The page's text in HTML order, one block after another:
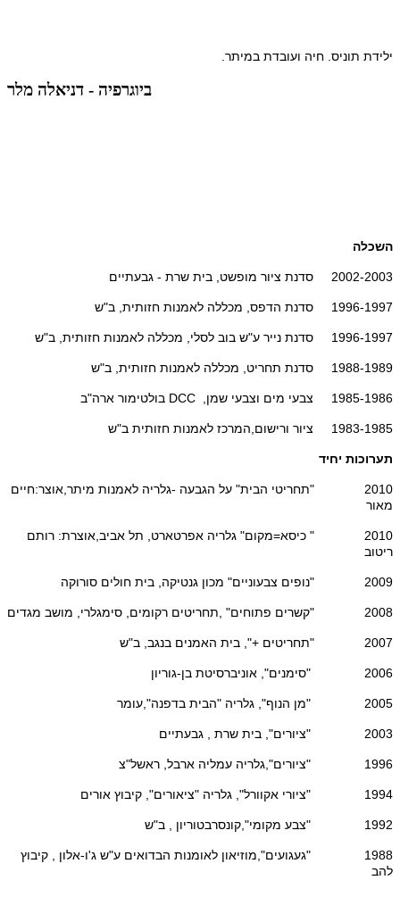
ילידת תוניס. חיה ועובדת במיתר.
ביוגרפיה - דניאלה מלר
השכלה
2002-2003 סדנת ציור מופשט, בית שרת - גבעתיים
1996-1997 סדנת הדפס, מכללה לאמנות חזותית, ב"ש
1996-1997 סדנת נייר ע"ש בוב לסלי, מכללה לאמנות חזותית, ב"ש
1988-1989 סדנת תחריט, מכללה לאמנות חזותית, ב"ש
1985-1986 צבעי מים וצבעי שמן, DCC בולטימור ארה"ב
1983-1985 ציור ורישום,המרכז לאמנות חזותית ב"ש
תערוכות יחיד
2010 "תחריטי הבית" על הגבעה -גלריה לאמנות מיתר,אוצר:חיים
מאור
2010 " כיסא=מקום" גלריה אפרטארט, תל אביב,אוצרת: רותם
ריטוב
2009 "נופים צבעוניים" מכון גנטיקה, בית חולים סורוקה
2008 "קשרים פתוחים" ,תחריטים רקומים, סימגלרי, מושב מגדים
2007 "תחריטים +", בית האמנים בנגב, ב"ש
2006 "סימנים", אוניברסיטת בן-גוריון
2005 "מן הנוף", גלריה "הבית בדפנה",עומר
2003 "ציורים", בית שרת , גבעתיים
1996 "ציורים",גלריה עמליה ארבל, ראשל"צ
1994 "ציורי אקוורל", גלריה "ציאורים", קיבוץ אורים
1992 "צבע מקומי",קונסרבטוריון , ב"ש
1988 "געגועים",מוזיאון לאומנות הבדואים ע"ש ג'ו-אלון , קיבוץ
להב